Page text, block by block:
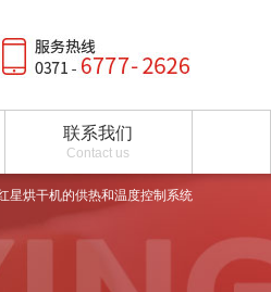
联系我们
Contact us
星烘干机的供热和温度控制系统